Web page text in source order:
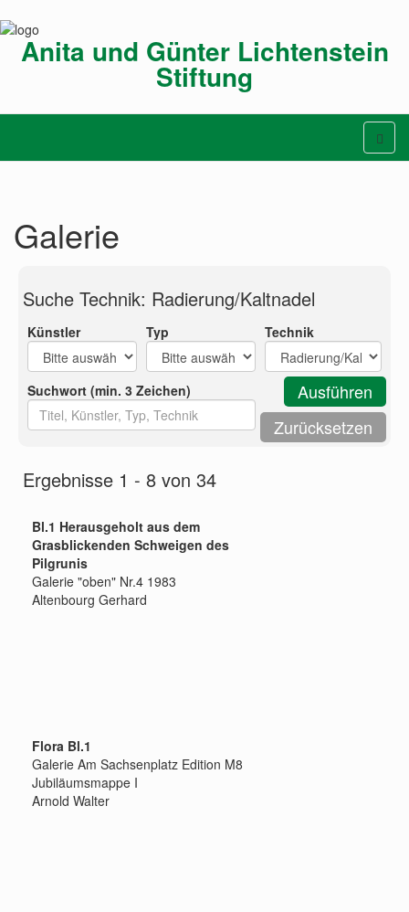
Anita und Günter Lichtenstein
Stiftung
Galerie
Suche Technik: Radierung/Kaltnadel
Künstler Typ Technik
Suchwort (min. 3 Zeichen)
Ergebnisse 1 - 8 von 34
Bl.1 Herausgeholt aus dem
Grasblickenden Schweigen des
Pilgrunis
Galerie "oben" Nr.4 1983
Altenbourg Gerhard
Flora Bl.1
Galerie Am Sachsenplatz Edition M8
Jubiläumsmappe I
Arnold Walter